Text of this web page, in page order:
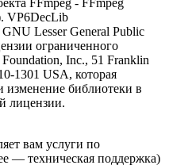
FFmpeg - FFmpeg
VP6DecLib
Lesser General Public
ограниченного
Inc., 51 Franklin
1301 USA, которая
изменение библиотеки в
лицензии.
вам услуги по
— техническая поддержка)